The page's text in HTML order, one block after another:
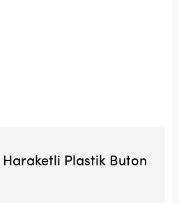
Haraketli Plastik Buton